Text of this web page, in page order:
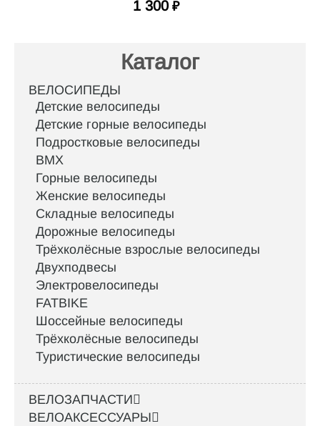
1 300 ₽
Каталог
ВЕЛОСИПЕДЫ
Детские велосипеды
Детские горные велосипеды
Подростковые велосипеды
BMX
Горные велосипеды
Женские велосипеды
Складные велосипеды
Дорожные велосипеды
Трёхколёсные взрослые велосипеды
Двухподвесы
Электровелосипеды
FATBIKE
Шоссейные велосипеды
Трёхколёсные велосипеды
Туристические велосипеды
ВЕЛОЗАПЧАСТИ
ВЕЛОАКСЕССУАРЫ